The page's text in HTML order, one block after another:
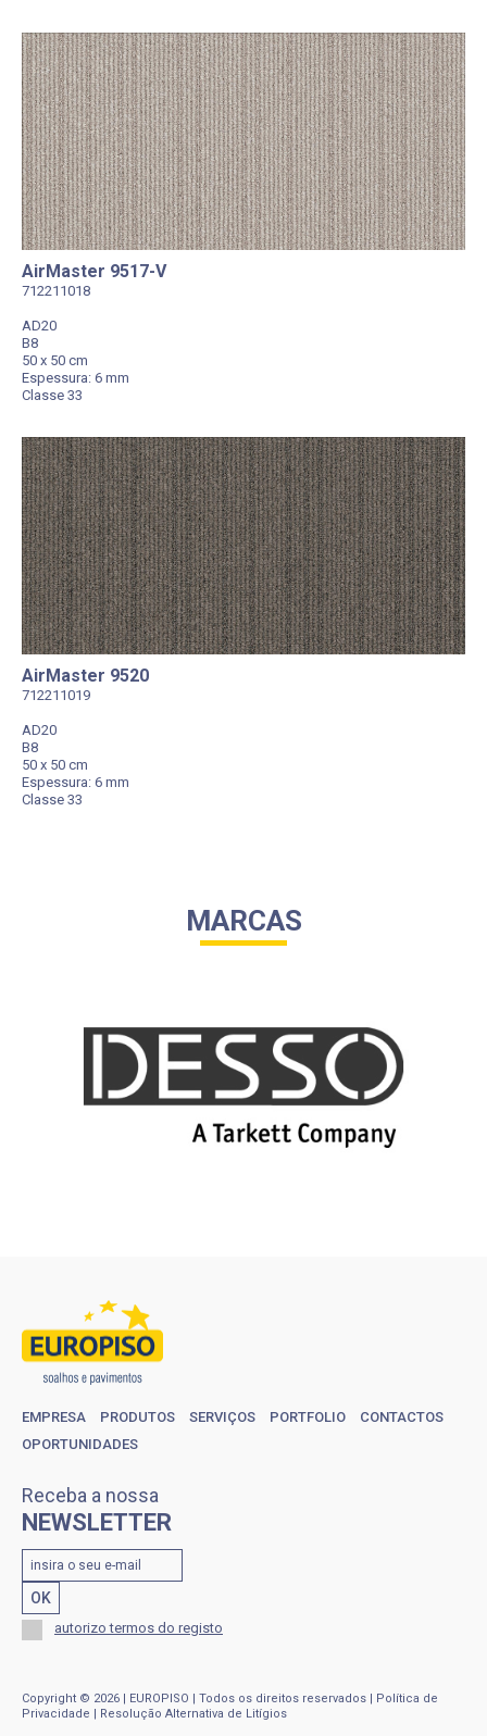
AirMaster 9517-V
712211018
AD20
B8
50 x 50 cm
Espessura: 6 mm
Classe 33
AirMaster 9520
712211019
AD20
B8
50 x 50 cm
Espessura: 6 mm
Classe 33
MARCAS
EMPRESA PRODUTOS SERVIÇOS PORTFOLIO
CONTACTOS
OPORTUNIDADES
Receba a nossa
NEWSLETTER
autorizo termos do registo
Copyright © 2026 | EUROPISO | Todos os direitos reservados |
Política de
Privacidade
Resolução Alternativa de Litígios